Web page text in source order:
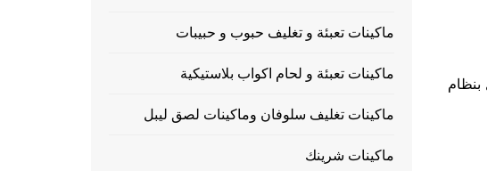
بنظام
ماكينات تعبئة و تغليف حبوب و حبيبات
ماكينات تعبئة و لحام اكواب بلاستيكية
ماكينات تغليف سلوفان وماكينات لصق ليبل
ماكينات شرينك